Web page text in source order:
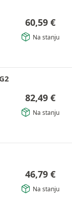
60,59 €
Na stanju
82,49 €
Na stanju
46,79 €
Na stanju